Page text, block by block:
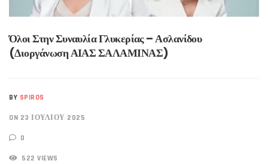
Όλοι Στην Συναυλία Γλυκερίας – Ασλανίδου
(διοργάνωση ΑΙΑΣ ΣΑΛΑΜΙΝΑΣ)
BY SPIROS
ON 23 ΙΟΥΛΊΟΥ 2025
0
522 VIEWS